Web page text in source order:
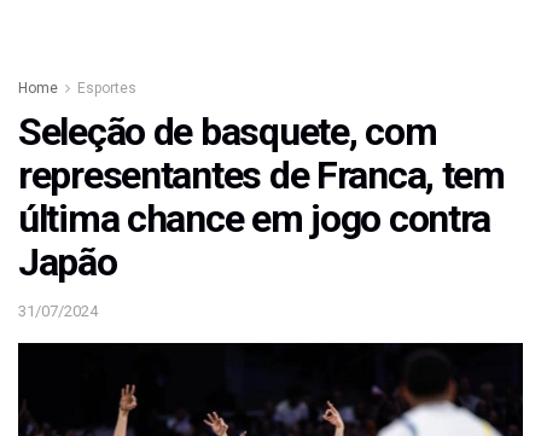
Home Esportes
Seleção de basquete, com
representantes de Franca, tem
última chance em jogo contra
Japão
31/07/2024